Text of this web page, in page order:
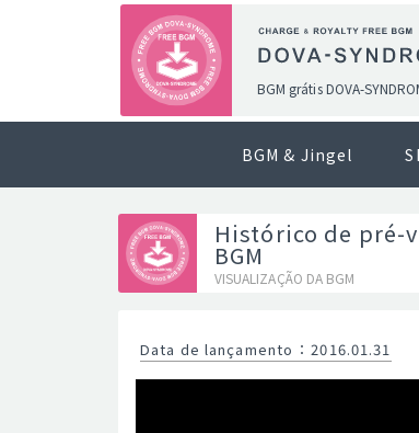
BGM grátis DOVA-
BGM & Jingel
Histórico de pré-
BGM
VISUALIZAÇÃO DA BGM
Data de lançamento ： 2016.01.31